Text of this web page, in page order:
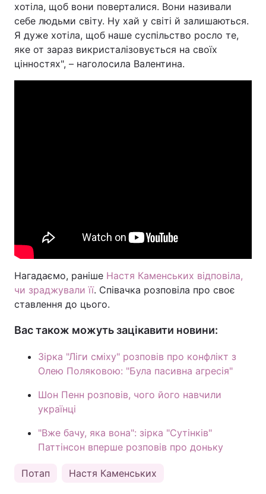
хотіла, щоб вони поверталися. Вони називали
себе людьми світу. Ну хай у світі й залишаються.
Я дуже хотіла, щоб наше суспільство росло те,
яке от зараз викристалізовується на своїх
цінностях", – наголосила Валентина.
Нагадаємо, раніше Настя Каменських відповіла,
чи зраджували її. Співачка розповіла про своє
ставлення до цього.
Вас також можуть зацікавити новини:
Зірка "Ліги сміху" розповів про конфлікт з
Олею Поляковою: "Була пасивна агресія"
Шон Пенн розповів, чого його навчили
українці
"Вже бачу, яка вона": зірка "Сутінків"
Паттінсон вперше розповів про доньку
Потап Настя Каменських